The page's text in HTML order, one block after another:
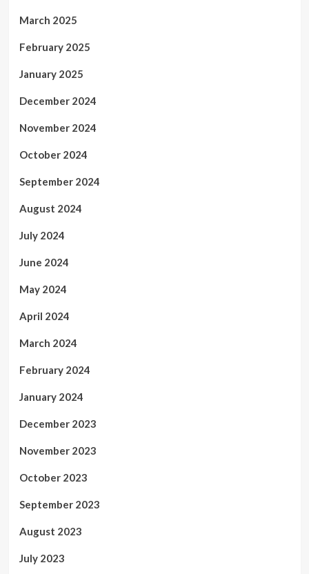
March 2025
February 2025
January 2025
December 2024
November 2024
October 2024
September 2024
August 2024
July 2024
June 2024
May 2024
April 2024
March 2024
February 2024
January 2024
December 2023
November 2023
October 2023
September 2023
August 2023
July 2023